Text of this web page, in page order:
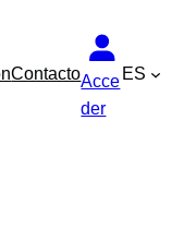
ContactoAcce
der
ES